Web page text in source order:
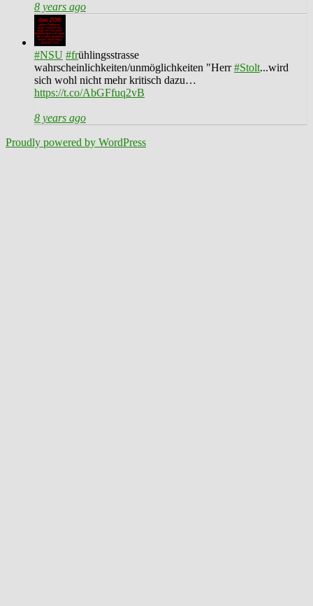
8 years ago
#NSU #frühlingsstrasse
wahrscheinlichkeiten/unmöglichkeiten "Herr#Stolt...wird
sich wohl nicht mehr kritisch dazu…
https://t.co/AbGFfuq2vB
8 years ago
Proudly powered by WordPress